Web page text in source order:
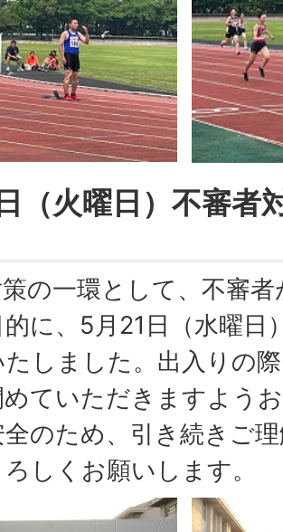
（火曜日）不審者
の一環として、不審
的に、5月21日（水曜日
しました。出入りの
めていただきますよう
のため、引き続きご
しくお願いします。